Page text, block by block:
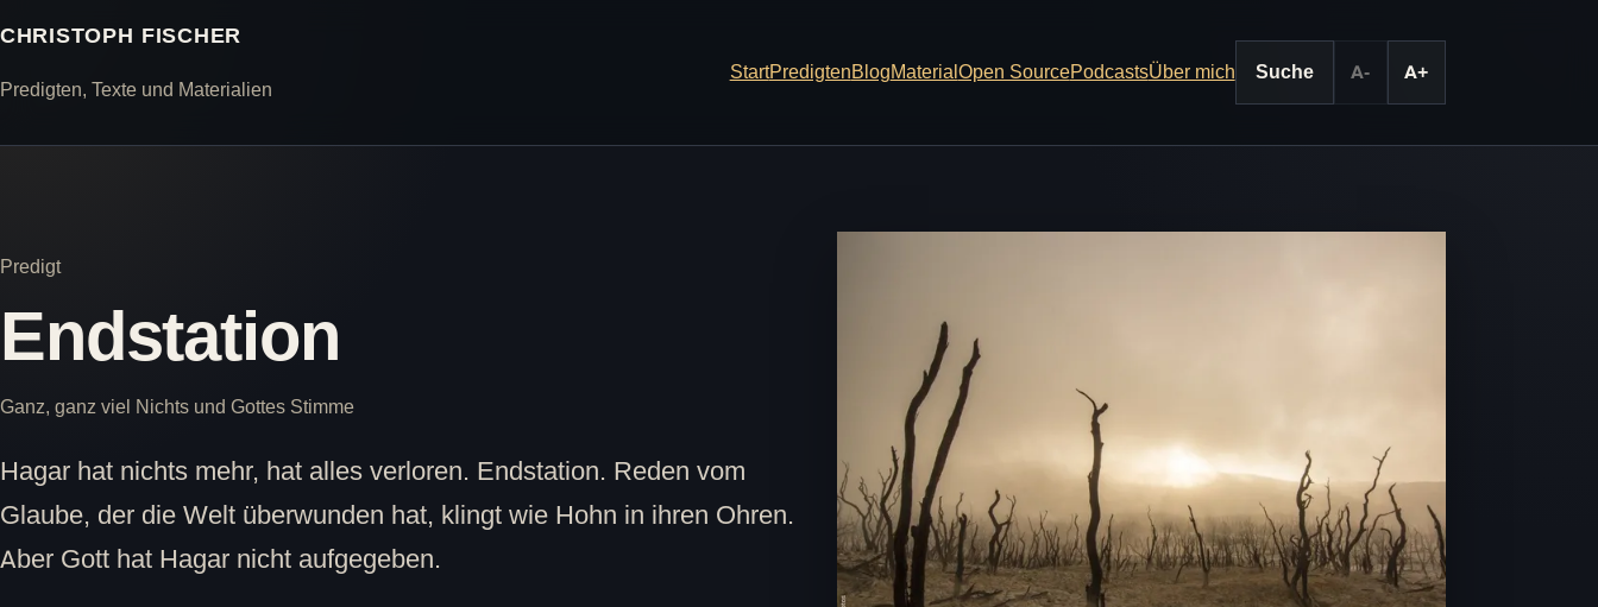
CHRISTOPH FISCHER
Predigten, Texte und Materialien
StartPredigtenBlogMaterialOpen SourcePodcastsÜber mich Suche A- A+
Predigt
Endstation
Ganz, ganz viel Nichts und Gottes Stimme
Hagar hat nichts mehr, hat alles verloren. Endstation. Reden vom
Glaube, der die Welt überwunden hat, klingt wie Hohn in ihren Ohren.
Aber Gott hat Hagar nicht aufgegeben.